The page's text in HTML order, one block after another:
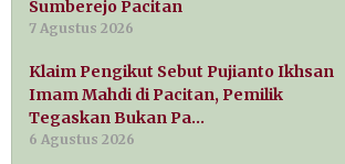
Sumberejo Pacitan
7 Agustus 2026
Klaim Pengikut Sebut Pujianto Ikhsan
Imam Mahdi di Pacitan, Pemilik
Tegaskan Bukan Pa…
6 Agustus 2026